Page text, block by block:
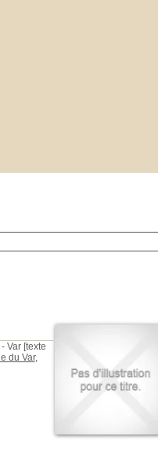
Var [texte
du Var,